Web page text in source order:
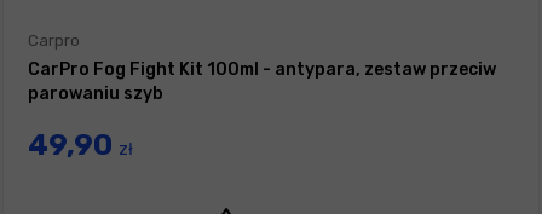
Carpro
CarPro Fog Fight Kit 100ml - antypara, zestaw przeciw
parowaniu szyb
49,90 zł